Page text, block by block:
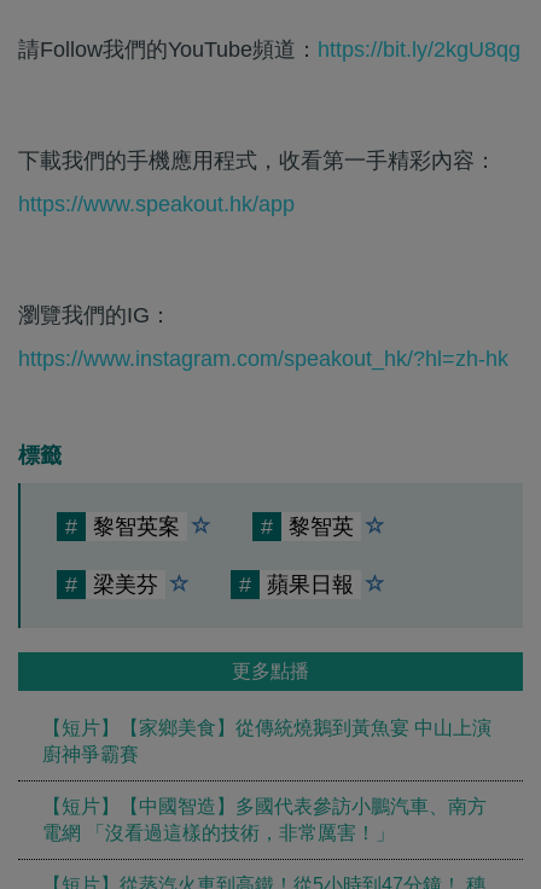
請Follow我們的YouTube頻道： https://bit.ly/2kgU8qg
下載我們的手機應用程式，收看第一手精彩內容：
https://www.speakout.hk/app
瀏覽我們的IG：
https://www.instagram.com/speakout_hk/?hl=zh-hk
標籤
# 黎智英案 # 黎智英
# 梁美芬 # 蘋果日報
更多點播
【短片】【家鄉美食】從傳統燒鵝到黃魚宴 中山上演
廚神爭霸賽
【短片】【中國智造】多國代表參訪小鵬汽車、南方
電網 「沒看過這樣的技術，非常厲害！」
【短片】從蒸汽火車到高鐵！從5小時到47分鐘！ 穗